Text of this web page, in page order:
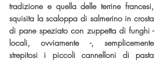
tradizione e quella delle terrine francesi,
squisita la scaloppa di salmerino in crosta
di pane speziato con zuppetta di funghi -
locali, ovviamente -, semplicemente
strepitosi i piccoli cannelloni di pasta